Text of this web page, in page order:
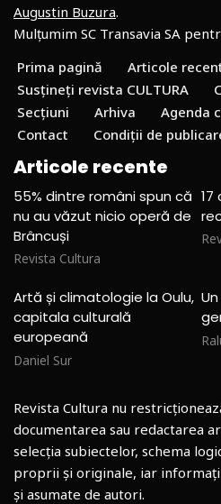
Augustin Buzura.
Mulțumim SC Transavia SA
Prima pagină
Articole
Susțineți revista CULTURA
Secțiuni
Arhiva Agenda
Contact
Condiții de
Articole recente
55% dintre români spun că
nu au văzut nicio operă de
Brâncuși
Revista Cultura
Artă și climatologie la Oulu,
capitala culturală
europeană
Daniel Sur
Revista Cultura nu
documentarea sau redactarea
selecția subiectelor, schema
proprii și originale, iar
și asumate de autori.